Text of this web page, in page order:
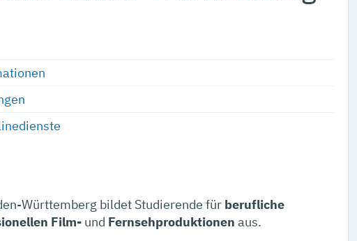
Württemberg bildet Studierende für berufliche
Film- und Fernsehproduktionen aus.